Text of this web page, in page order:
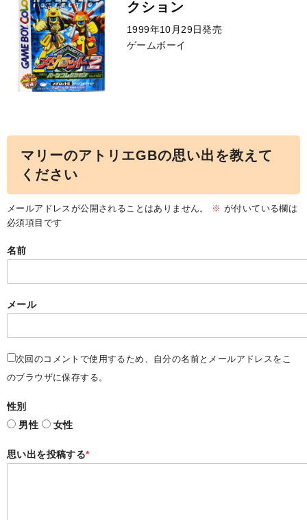
クション
1999年10月29日発売
ゲームボーイ
マリーのアトリエGBの思い出を教えて
ください
メールアドレスが公開されることはありません。 ※ が付いている欄は
必須項目です
名前
メール
次回のコメントで使用するため、自分の名前とメールアドレスをこ
のブラウザに保存する。
性別
男性
女性
思い出を投稿する*